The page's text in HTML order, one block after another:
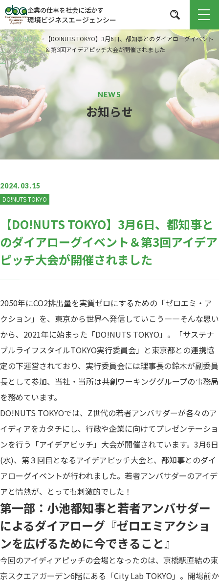
企業の仕事を社会に活かす
環境ビジネスエージェンシー
ト
ッ
プ
>DO!NUTS
TOKYO
> 【DO!NUTS TOKYO】3月6日、都知事とのダイアローグイベント
＆第3回アイデアピッチ大会が開催されました
お知らせ
2024.03.15
DO!NUTS TOKYO
【DO!NUTS TOKYO】3月6日、都知事と
のダイアローグイベント＆第3回アイデア
ピッチ大会が開催されました
2050年にCO2排出量を実質ゼロにするための「ゼロエミ・ア
クション」を、東京から世界へ発信していこう—―そんな思い
から、2021年に始まった「DO!NUTS TOKYO」。「サステナ
ブルライフスタイルTOKYO実行委員会」と東京都との連携協
定の下運営されており、実行委員会には理事長の鈴木が副委員
長として参加、当社・当所は共創ワーキンググループの事務局
を務めています。
DO!NUTS TOKYOでは、Z世代の若者アンバサダーが各々のア
イディアをカタチにし、行政や企業に向けてプレゼンテーショ
ンを行う「アイデアピッチ」大会が開催されています。3月6日
(水)、第３回目となるアイデアピッチ大会と、都知事とのダイ
アローグイベントが行われました。若者アンバサダーのアイデ
アと情熱が、とっても刺激的でした！
第一部：小池都知事と若者アンバサダー
によるダイアローグ『ゼロエミアクショ
ンを広げるために今できること』
今回のアイディアピッチの会場となったのは、京橋駅直結の東
京スクエアガーデン6階にある「City Lab TOKYO」。開場前か